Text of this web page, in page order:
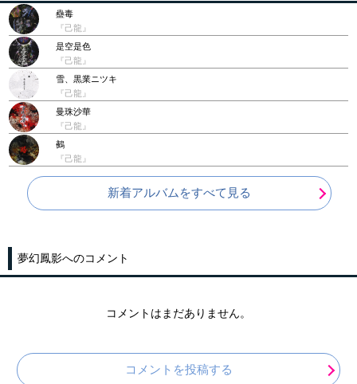
蠱毒
『己龍』
是空是色
『己龍』
雪、黒業ニツキ
『己龍』
曼珠沙華
『己龍』
鵺
『己龍』
新着アルバムをすべて見る
夢幻鳳影へのコメント
コメントはまだありません。
コメントを投稿する